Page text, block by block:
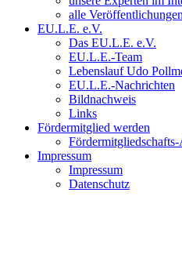
alle Veröffentlichungen
EU.L.E. e.V.
Das EU.L.E. e.V.
EU.L.E.-Team
Lebenslauf Udo
EU.L.E.-Nachrichten
Bildnachweis
Links
Fördermitglied werden
Impressum
Impressum
Datenschutz